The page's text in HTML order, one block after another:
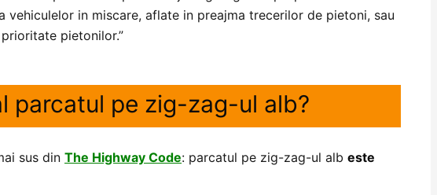
vehiculelor in miscare, aflate in preajma trecerilor de pietoni, sau
pietonilor.”
parcatul pe zig-zag-ul alb?
sus din The Highway Code: parcatul pe zig-zag-ul alb este